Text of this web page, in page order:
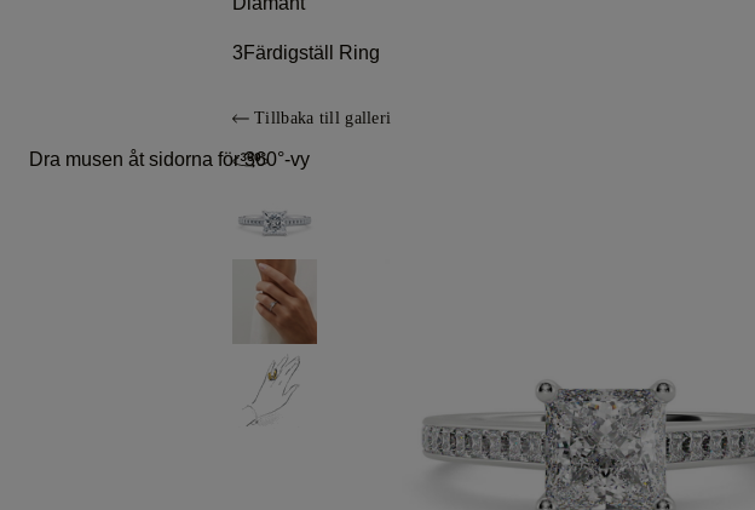
3 Färdigställ Ring
Tillbaka till galleri
Dra musen åt sidorna för 360°-vy